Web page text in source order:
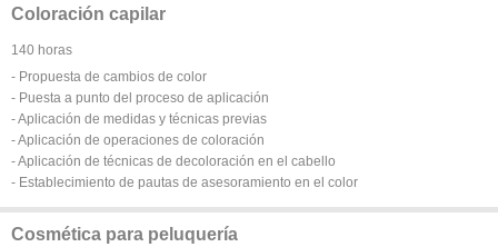
Coloración capilar
140 horas
- Propuesta de cambios de color
- Puesta a punto del proceso de aplicación
- Aplicación de medidas y técnicas previas
- Aplicación de operaciones de coloración
- Aplicación de técnicas de decoloración en el cabello
- Establecimiento de pautas de asesoramiento en el color
Cosmética para peluquería